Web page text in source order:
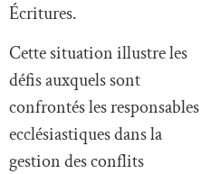
Écritures.
Cette situation illustre les
défis auxquels sont
confrontés les responsables
ecclésiastiques dans la
gestion des conflits